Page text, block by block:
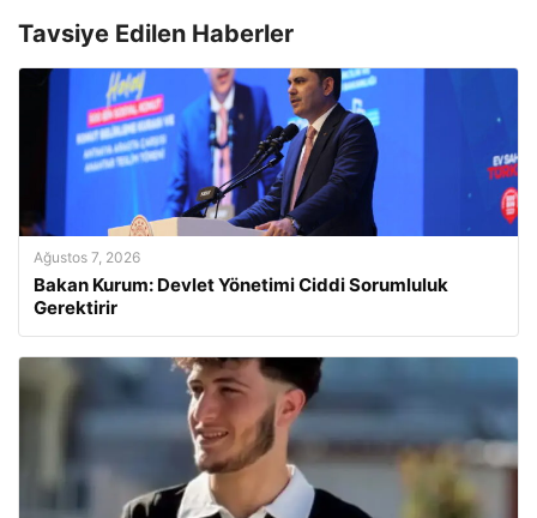
Tavsiye Edilen Haberler
Ağustos 7, 2026
Bakan Kurum: Devlet Yönetimi Ciddi Sorumluluk
Gerektirir